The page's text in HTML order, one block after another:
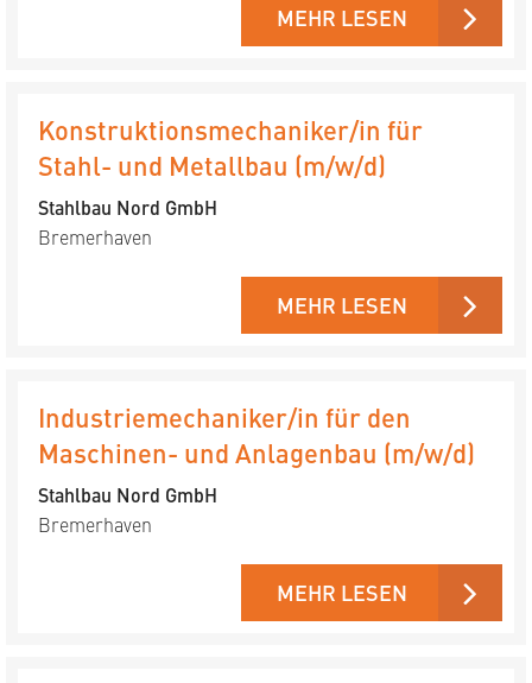
MEHR LESEN
Konstruktionsmechaniker/in für
Stahl- und Metallbau (m/w/d)
Stahlbau Nord GmbH
Bremerhaven
MEHR LESEN
Industriemechaniker/in für den
Maschinen- und Anlagenbau (m/w/d)
Stahlbau Nord GmbH
Bremerhaven
MEHR LESEN